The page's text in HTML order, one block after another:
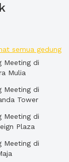
semua gedung
Meeting di
Mulia
Meeting di
Tower
Meeting di
Plaza
Meeting di